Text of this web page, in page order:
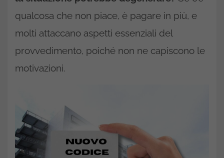
qualcosa che non piace, è pagare in più, e
molti attaccano aspetti essenziali del
provvedimento, poiché non ne capiscono le
motivazioni.